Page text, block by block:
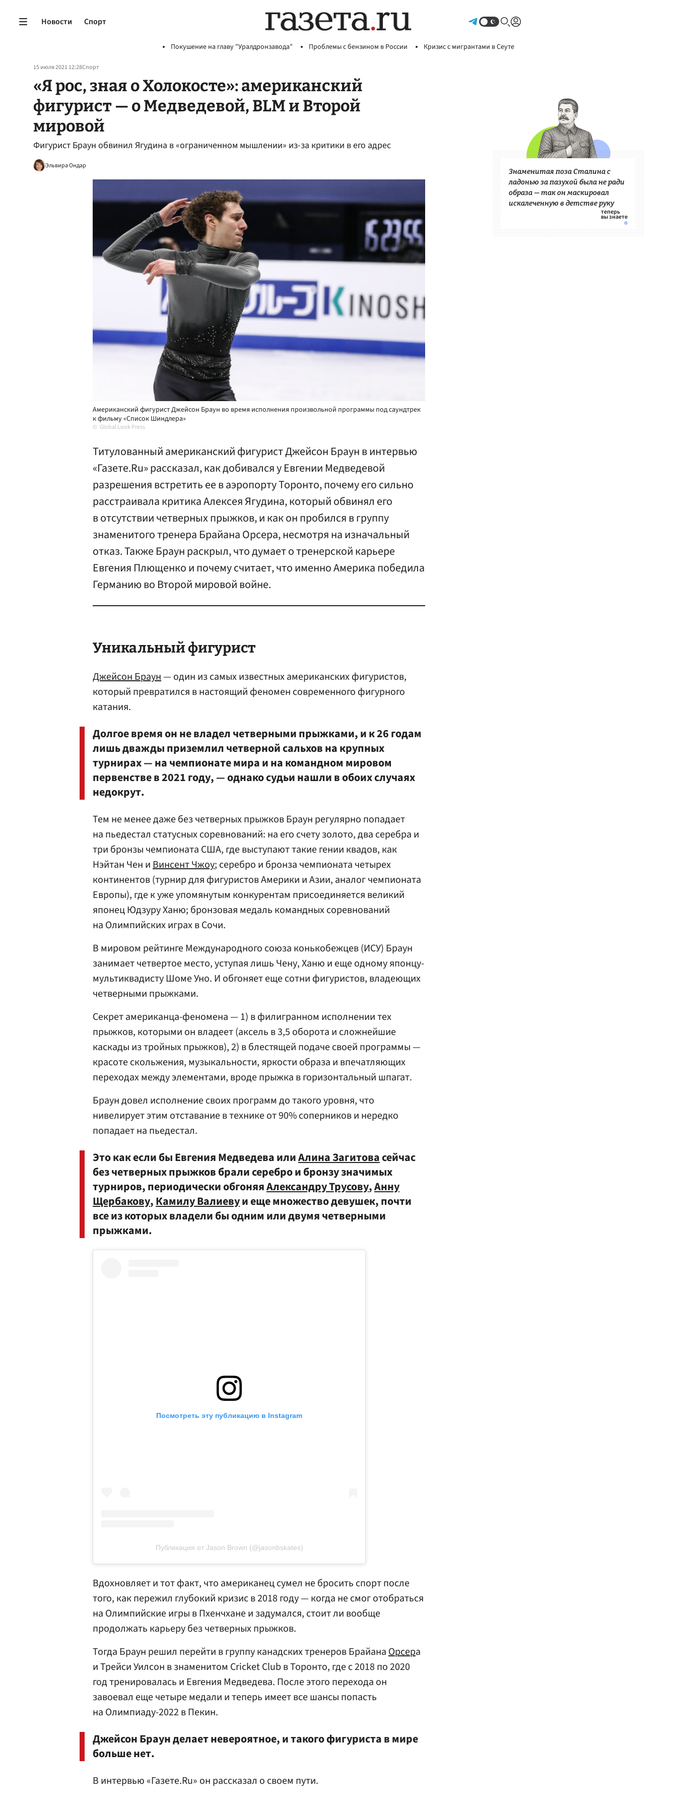
Новости Спорт
Покушение на главу "Уралдронзавода" Проблемы с бензином в России Кризис с мигрантами в Сеуте
15 июля 2021 12:28Спорт
«Я рос, зная о Холокосте»: американский
фигурист — о Медведевой, BLM и Второй
мировой
Фигурист Браун обвинил Ягудина в «ограниченном мышлении» из-за критики в его адрес
Эльвира Ондар
Американский фигурист Джейсон Браун во время исполнения произвольной программы под саундтрек
к фильму «Список Шиндлера»
Global Look Press
Титулованный американский фигурист Джейсон Браун в интервью
«Газете.Ru» рассказал, как добивался у Евгении Медведевой
разрешения встретить ее в аэропорту Торонто, почему его сильно
расстраивала критика Алексея Ягудина, который обвинял его
в отсутствии четверных прыжков, и как он пробился в группу
знаменитого тренера Брайана Орсера, несмотря на изначальный
отказ. Также Браун раскрыл, что думает о тренерской карьере
Евгения Плющенко и почему считает, что именно Америка победила
Германию во Второй мировой войне.
Уникальный фигурист
Джейсон Браун— один из самых известных американских фигуристов,
который превратился в настоящий феномен современного фигурного
катания.
Долгое время он не владел четверными прыжками, и к 26 годам
лишь дважды приземлил четверной сальхов на крупных
турнирах — на чемпионате мира и на командном мировом
первенстве в 2021 году, — однако судьи нашли в обоих случаях
недокрут.
Тем не менее даже без четверных прыжков Браун регулярно попадает
на пьедестал статусных соревнований: на его счету золото, два серебра и
три бронзы чемпионата США, где выступают такие гении квадов, как
Нэйтан Чен иВинсент Чжоу; серебро и бронза чемпионата четырех
континентов (турнир для фигуристов Америки и Азии, аналог чемпионата
Европы), где к уже упомянутым конкурентам присоединяется великий
японец Юдзуру Ханю; бронзовая медаль командных соревнований
на Олимпийских играх в Сочи.
В мировом рейтинге Международного союза конькобежцев (ИСУ) Браун
занимает четвертое место, уступая лишь Чену, Ханю и еще одному японцу-
мультиквадисту Шоме Уно. И обгоняет еще сотни фигуристов, владеющих
четверными прыжками.
Секрет американца-феномена — 1) в филигранном исполнении тех
прыжков, которыми он владеет (аксель в 3,5 оборота и сложнейшие
каскады из тройных прыжков), 2) в блестящей подаче своей программы —
красоте скольжения, музыкальности, яркости образа и впечатляющих
переходах между элементами, вроде прыжка в горизонтальный шпагат.
Браун довел исполнение своих программ до такого уровня, что
нивелирует этим отставание в технике от 90% соперников и нередко
попадает на пьедестал.
Это как если бы Евгения Медведева илиАлина Загитовасейчас
без четверных прыжков брали серебро и бронзу значимых
турниров, периодически обгоняяАлександру Трусову,Анну
Щербакову,Камилу Валиевуи еще множество девушек, почти
все из которых владели бы одним или двумя четверными
прыжками.
Посмотреть эту публикацию в Instagram
Публикация от Jason Brown (@jasonbskates)
Вдохновляет и тот факт, что американец сумел не бросить спорт после
того, как пережил глубокий кризис в 2018 году — когда не смог отобраться
на Олимпийские игры в Пхенчхане и задумался, стоит ли вообще
продолжать карьеру без четверных прыжков.
Тогда Браун решил перейти в группу канадских тренеров Брайана Орсера
и Трейси Уилсон в знаменитом Cricket Club в Торонто, где с 2018 по 2020
год тренировалась и Евгения Медведева. После этого перехода он
завоевал еще четыре медали и теперь имеет все шансы попасть
на Олимпиаду-2022 в Пекин.
Джейсон Браун делает невероятное, и такого фигуриста в мире
больше нет.
В интервью «Газете.Ru» он рассказал о своем пути.
Знаменитая поза Сталина с
ладонью за пазухой была не ради
образа — так он маскировал
искалеченную в детстве руку